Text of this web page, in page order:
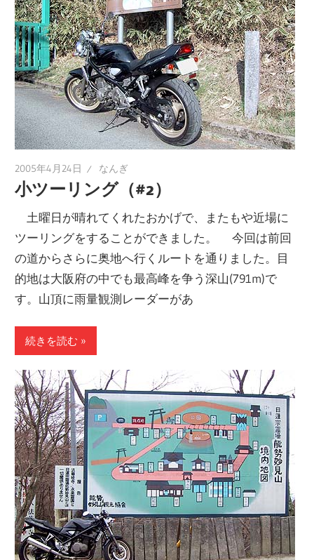
2005年4月24日 なんぎ
小ツーリング（#2）
土曜日が晴れてくれたおかげで、またもや近場に
ツーリングをすることができました。 今回は前回
の道からさらに奥地へ行くルートを通りました。目
的地は大阪府の中でも最高峰を争う深山(791m)で
す。山頂に雨量観測レーダーがあ
続きを読む